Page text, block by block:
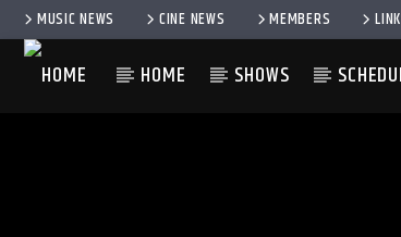
MUSIC NEWS CINE NEWS MEMBERS
HOME SHOWS